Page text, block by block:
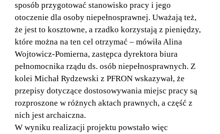
sposób przygotować stanowisko pracy i jego
otoczenie dla osoby niepełnosprawnej. Uważają też,
że jest to kosztowne, a rzadko korzystają z pieniędzy,
które można na ten cel otrzymać – mówiła Alina
Wojtowicz-Pomierna, zastępca dyrektora biura
pełnomocnika rządu ds. osób niepełnosprawnych. Z
kolei Michał Rydzewski z PFRON wskazywał, że
przepisy dotyczące dostosowywania miejsc pracy są
rozproszone w różnych aktach prawnych, a część z
nich jest archaiczna.
W wyniku realizacji projektu powstało więc